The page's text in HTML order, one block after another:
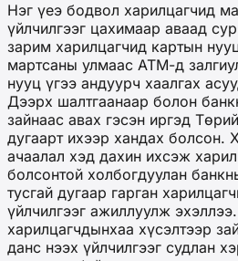
Нэг үеэ бодвол харилцагчид
үйлчилгээг цахимаар аваад
зарим харилцагчид картын
мартсаны улмаас АТМ-д
нууц үгээ андуурч хаалгах
Дээрх шалтгаанаар болон
зайнаас авах гэсэн иргэд
дугаарт ихээр хандах болсон.
ачаалал хэд дахин ихсэж
болсонтой холбогдуулан
тусгай дугаар гарган
үйлчилгээг ажиллуулж
харилцагчдынхаа хүсэлтээр
данс нээх үйлчилгээг судлан